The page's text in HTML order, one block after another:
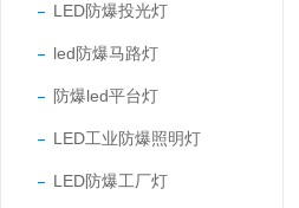
LED防爆投光灯
led防爆马路灯
防爆led平台灯
LED工业防爆照明灯
LED防爆工厂灯